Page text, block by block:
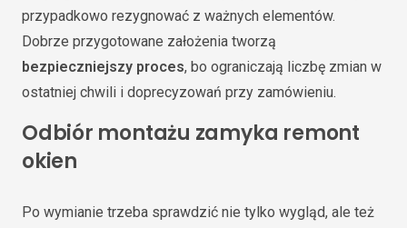
przypadkowo rezygnować z ważnych elementów.
Dobrze przygotowane założenia tworzą
bezpieczniejszy proces, bo ograniczają liczbę zmian w
ostatniej chwili i doprecyzowań przy zamówieniu.
Odbiór montażu zamyka remont
okien
Po wymianie trzeba sprawdzić nie tylko wygląd, ale też